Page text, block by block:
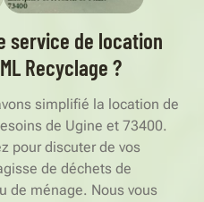
service de location
Recyclage ?
simplifié la location de
de Ugine et 73400.
pour discuter de vos
de déchets de
de ménage. Nous vous